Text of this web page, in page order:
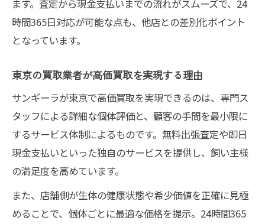
ます。査定から現金支払いまでの流れがスムーズで、24
時間365日対応が可能な点も、他店との差別化ポイント
となっています。
東京の買取業者が高価買取を実現する理由
サンギーラが東京で高価買取を実現できるのは、専門ス
タッフによる詳細な個体評価と、顧客の手間を最小限に
するサービス体制によるものです。無料出張査定や即日
現金支払いといった独自のサービスを提供し、飼い主様
の満足度を高めています。
また、店舗側が生体の健康状態や希少価値を正確に見極
めることで、個体ごとに最適な価格を提示。24時間365